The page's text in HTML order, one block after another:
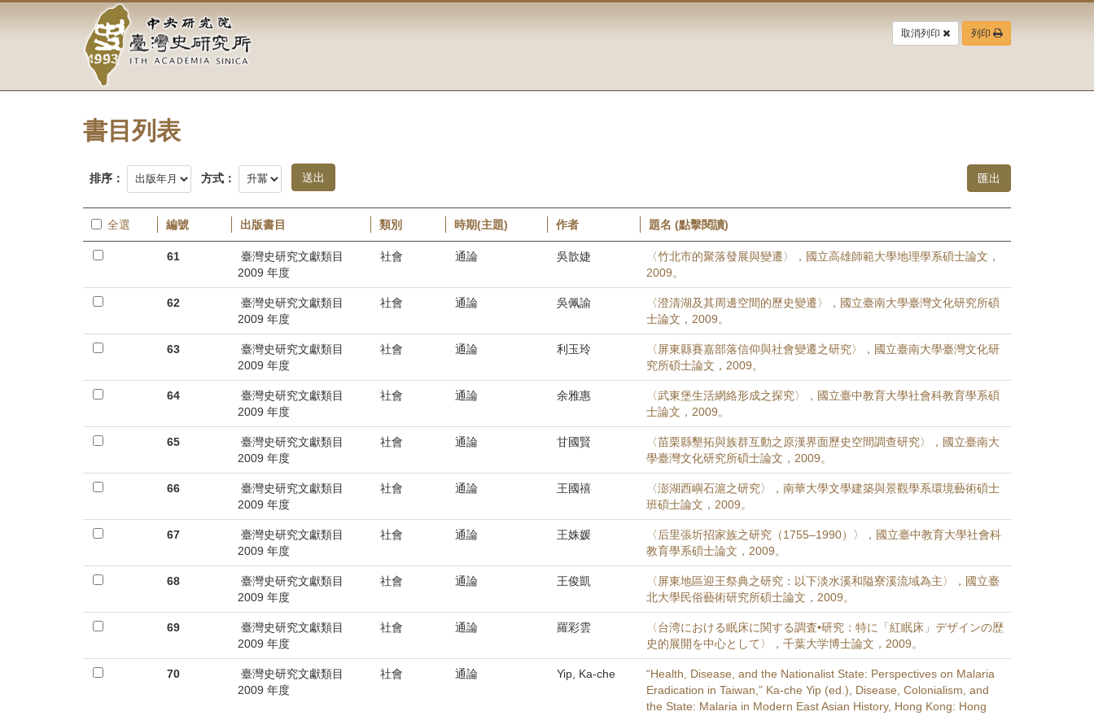
容
中
央
研
究
院-
臺
灣
史
研
究
所-
頁
取消列印 列印
書目列表
排序： 方式：
全選 編號 出版書目 類別 時期(主題) 作者 題名 (點擊閱讀)
61
臺灣史研究文獻類目
2009 年度
社會 通論 吳歆婕
〈竹北市的聚落發展與變遷〉，國立高雄師範大學地理學系碩士論文，
2009。
62
臺灣史研究文獻類目
2009 年度
社會 通論 吳佩諭
〈澄清湖及其周邊空間的歷史變遷〉，國立臺南大學臺灣文化研究所碩
士論文，2009。
63
臺灣史研究文獻類目
2009 年度
社會 通論 利玉玲
〈屏東縣賽嘉部落信仰與社會變遷之研究〉，國立臺南大學臺灣文化研
究所碩士論文，2009。
64
臺灣史研究文獻類目
2009 年度
社會 通論 余雅惠
〈武東堡生活網絡形成之探究〉，國立臺中教育大學社會科教育學系碩
士論文，2009。
65
臺灣史研究文獻類目
2009 年度
社會 通論 甘國賢
〈苗栗縣墾拓與族群互動之原漢界面歷史空間調查研究〉，國立臺南大
學臺灣文化研究所碩士論文，2009。
66
臺灣史研究文獻類目
2009 年度
社會 通論 王國禧
〈澎湖西嶼石滬之研究〉，南華大學文學建築與景觀學系環境藝術碩士
班碩士論文，2009。
67
臺灣史研究文獻類目
2009 年度
社會 通論 王姝媛
〈后里張圻招家族之研究（1755–1990）〉，國立臺中教育大學社會科
教育學系碩士論文，2009。
68
臺灣史研究文獻類目
2009 年度
社會 通論 王俊凱
〈屏東地區迎王祭典之研究：以下淡水溪和隘寮溪流域為主〉，國立臺
北大學民俗藝術研究所碩士論文，2009。
69
臺灣史研究文獻類目
2009 年度
社會 通論 羅彩雲
〈台湾における眠床に関する調査•研究：特に「紅眠床」デザインの歴
史的展開を中心として〉，千葉大学博士論文，2009。
70
臺灣史研究文獻類目
2009 年度
社會 通論 Yip, Ka-che
“Health, Disease, and the Nationalist State: Perspectives on Malaria
Eradication in Taiwan,” Ka-che Yip (ed.), Disease, Colonialism, and
the State: Malaria in Modern East Asian History, Hong Kong: Hong